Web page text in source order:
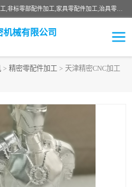
公司主要承接深圳精密零配件加工,非标零部配件加工,家具零配件加工,治具零配件加工,安徽精密零配件加工等各种各种精密机械加工，欢迎来来电咨询！
械有限公司
> 精密零配件加工 > 天津精密CNC加工
绝缘材料加工
数控精密机加工
机床零件加工
数控机床加工